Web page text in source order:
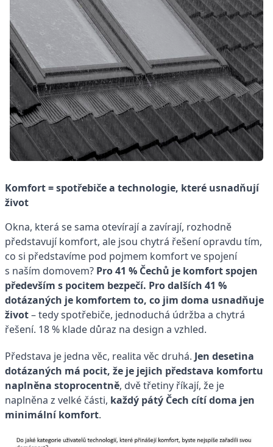
Komfort = spotřebiče a technologie, které usnadňují
život
Okna, která se sama otevírají a zavírají, rozhodně
představují komfort, ale jsou chytrá řešení opravdu tím,
co si představíme pod pojmem komfort ve spojení
s naším domovem? Pro 41 % Čechů je komfort spojen
především s pocitem bezpečí. Pro dalších 41 %
dotázaných je komfortem to, co jim doma usnadňuje
život– tedy spotřebiče, jednoduchá údržba a chytrá
řešení. 18 % klade důraz na design a vzhled.
Představa je jedna věc, realita věc druhá. Jen desetina
dotázaných má pocit, že je jejich představa komfortu
naplněna stoprocentně, dvě třetiny říkají, že je
naplněna z velké části, každý pátý Čech cítí doma jen
minimální komfort.